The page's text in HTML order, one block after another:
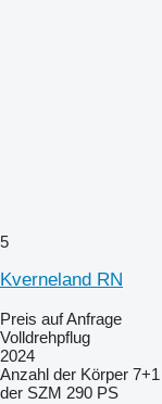
5
Kverneland RN
Preis auf Anfrage
Volldrehpflug
2024
Anzahl der Körper 7+1
der SZM 290 PS